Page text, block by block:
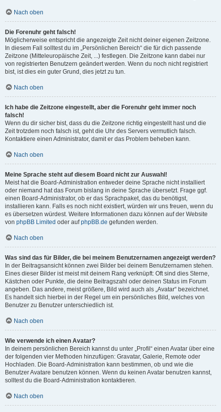
Nach oben
Die Forenuhr geht falsch!
Möglicherweise entspricht die angezeigte Zeit nicht deiner eigenen Zeitzone.
In diesem Fall solltest du im „Persönlichen Bereich“ die für dich passende
Zeitzone (Mitteleuropäische Zeit, ...) festlegen. Die Zeitzone kann dabei nur
von registrierten Benutzern geändert werden. Wenn du noch nicht registriert
bist, ist dies ein guter Grund, dies jetzt zu tun.
Nach oben
Ich habe die Zeitzone eingestellt, aber die Forenuhr geht immer noch
falsch!
Wenn du dir sicher bist, dass du die Zeitzone richtig eingestellt hast und die
Zeit trotzdem noch falsch ist, geht die Uhr des Servers vermutlich falsch.
Kontaktiere einen Administrator, damit er das Problem beheben kann.
Nach oben
Meine Sprache steht auf diesem Board nicht zur Auswahl!
Meist hat die Board-Administration entweder deine Sprache nicht installiert
oder niemand hat das Forum bislang in deine Sprache übersetzt. Frage ggf.
einen Board-Administrator, ob er das Sprachpaket, das du benötigst,
installieren kann. Falls es noch nicht existiert, würden wir uns freuen, wenn du
es übersetzen würdest. Weitere Informationen dazu können auf der Website
von phpBB Limited oder aufphpBB.de gefunden werden.
Nach oben
Was sind das für Bilder, die bei meinem Benutzernamen angezeigt werden?
In der Beitragsansicht können zwei Bilder bei deinem Benutzernamen stehen.
Eines dieser Bilder ist meist mit deinem Rang verknüpft: Oft sind dies Sterne,
Kästchen oder Punkte, die deine Beitragszahl oder deinen Status im Forum
angeben. Das andere, meist größere, Bild wird auch als „Avatar“ bezeichnet.
Es handelt sich hierbei in der Regel um ein persönliches Bild, welches von
Benutzer zu Benutzer unterschiedlich ist.
Nach oben
Wie verwende ich einen Avatar?
In deinem persönlichen Bereich kannst du unter „Profil“ einen Avatar über eine
der folgenden vier Methoden hinzufügen: Gravatar, Galerie, Remote oder
Hochladen. Die Board-Administration kann bestimmen, ob und wie die
Benutzer Avatare benutzen können. Wenn du keinen Avatar benutzen kannst,
solltest du die Board-Administration kontaktieren.
Nach oben